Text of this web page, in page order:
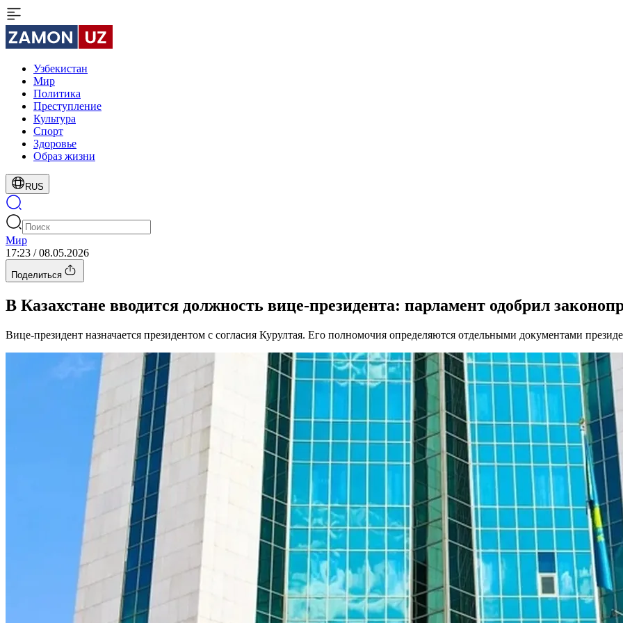
Узбекистан
Мир
Политика
Преступление
Культура
Спорт
Здоровье
Образ жизни
RUS
Мир
17:23 / 08.05.2026
Поделиться
В Казахстане вводится должность вице-президента: парламент одобрил
Вице-президент назначается президентом с согласия Курултая. Его полномочия определяются отдельными документами